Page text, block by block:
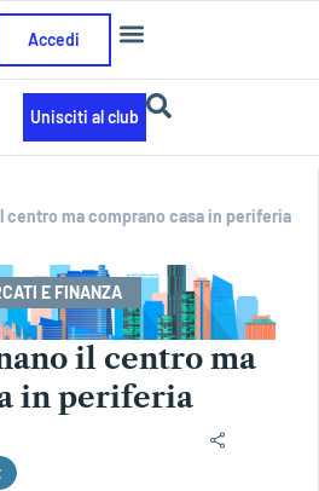
Accedi
Unisciti al club
centro ma comprano casa in periferia
E FINANZA
il centro ma
in periferia